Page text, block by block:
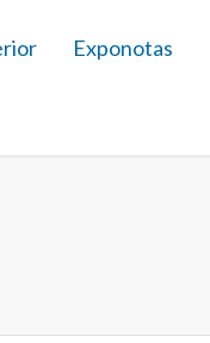
Exponotas